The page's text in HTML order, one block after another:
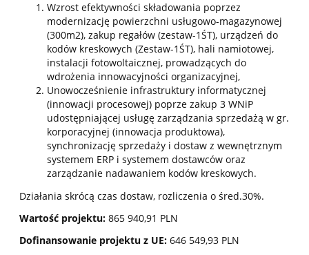
Wzrost efektywności składowania poprzez
modernizację powierzchni usługowo-magazynowej
(300m2), zakup regałów (zestaw-1ŚT), urządzeń do
kodów kreskowych (Zestaw-1ŚT), hali namiotowej,
instalacji fotowoltaicznej, prowadzących do
wdrożenia innowacyjności organizacyjnej,
Unowocześnienie infrastruktury informatycznej
(innowacji procesowej) poprze zakup 3 WNiP
udostępniającej usługę zarządzania sprzedażą w gr.
korporacyjnej (innowacja produktowa),
synchronizację sprzedaży i dostaw z wewnętrznym
systemem ERP i systemem dostawców oraz
zarządzanie nadawaniem kodów kreskowych.
Działania skrócą czas dostaw, rozliczenia o śred.30%.
Wartość projektu: 865 940,91 PLN
Dofinansowanie projektu z UE: 646 549,93 PLN